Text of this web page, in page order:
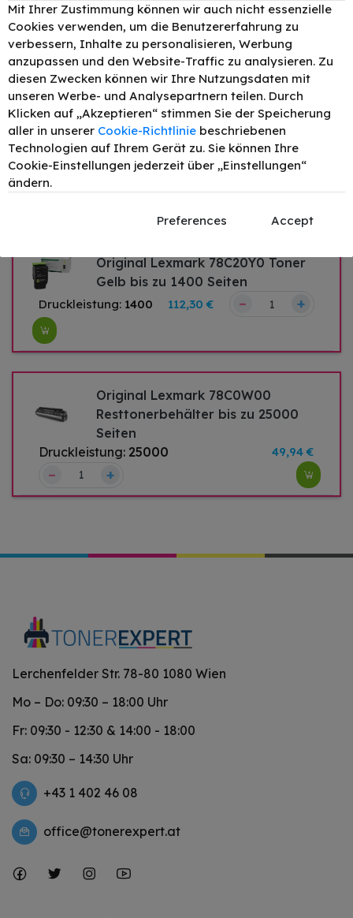
– +
Original Lexmark 78C20C0 Toner
Cyan bis zu 1400 Seiten
Druckleistung:1400 112,30 € – +
Original Lexmark 78C20M0 Toner
Original Lexmark 78C20Y0 Toner
Gelb bis zu 1400 Seiten
Druckleistung: 1400 112,30 € – +
Original Lexmark 78C0W00
Resttonerbehälter bis zu 25000
Seiten
Druckleistung: 25000 49,94 €
– +
Lerchenfelder Str. 78-80 1080 Wien
Mo – Do: 09:30 – 18:00 Uhr
Fr: 09:30 - 12:30 & 14:00 - 18:00
Sa: 09:30 – 14:30 Uhr
+43 1 402 46 08
office@tonerexpert.at
Mit Ihrer Zustimmung können wir auch nicht essenzielle
Cookies verwenden, um die Benutzererfahrung zu
verbessern, Inhalte zu personalisieren, Werbung
anzupassen und den Website-Traffic zu analysieren. Zu
diesen Zwecken können wir Ihre Nutzungsdaten mit
unseren Werbe- und Analysepartnern teilen. Durch
Klicken auf „Akzeptieren“ stimmen Sie der Speicherung
aller in unserer Cookie-Richtlinie beschriebenen
Technologien auf Ihrem Gerät zu. Sie können Ihre
Cookie-Einstellungen jederzeit über „Einstellungen“
ändern.
Preferences Accept